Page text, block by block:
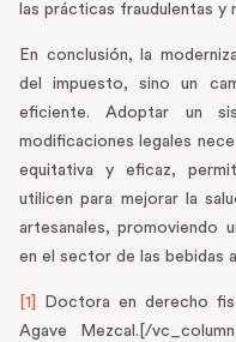
las prácticas fraudulentas y
En conclusión, la
del impuesto, sino un
eficiente. Adoptar un
modificaciones legales
equitativa y eficaz,
utilicen para mejorar la
artesanales, promoviendo
en el sector de las bebidas
[1]
Doctora en derecho
Agave Mezcal.[/